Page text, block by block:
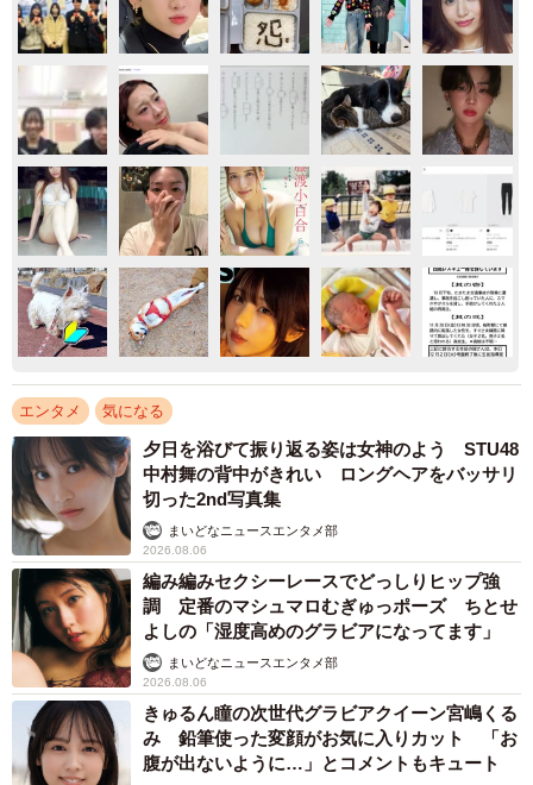
エンタメ 気になる
夕日を浴びて振り返る姿は女神のよう STU48
中村舞の背中がきれい ロングヘアをバッサリ
切った2nd写真集
まいどなニュースエンタメ部
2026.08.06
編み編みセクシーレースでどっしりヒップ強
調 定番のマシュマロむぎゅっポーズ ちとせ
よしの「湿度高めのグラビアになってます」
まいどなニュースエンタメ部
2026.08.06
きゅるん瞳の次世代グラビアクイーン宮嶋くる
み 鉛筆使った変顔がお気に入りカット 「お
腹が出ないように…」とコメントもキュート